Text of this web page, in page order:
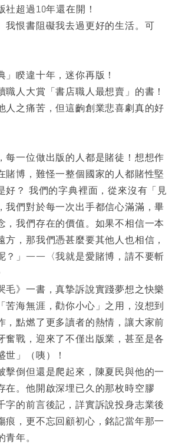
超過10年還在開！
我恨書阻礙我去過更好的生活。可
睽違十年，迷你再版！
人大賞「書店職人最想賣」的書！
之痛苦，但這齣創業悲喜劇真的好
每一位做出版的人都是賭徒！想想作
賭博，難怪一整個國家的人都賭性堅
好？ 我們的字典裡面，從來沒有「見
我們對於每一次出手都信心滿滿，畢
，我們存在的價值。如果不相信一本
方，那我們憑甚麼要其他人也相信，
？」——〈我就是愛賭博，請不要斬
毛》一書，真摯訴說實踐夢想之快樂
苦海無涯，勸你小心」之用，沒想到
，點燃了更多讀者的熱情，讓大家前
奮戰，迎來了不僅出版業，甚至是各
世」（咦）！
擊倒但還是爬起來，陳夏民與他的一
在。他開啟深埋已久的那枚時空膠
字的前言後記，詳實訴說投身志業後
痕，更不忘回顧初心，銘記當年那一
年。